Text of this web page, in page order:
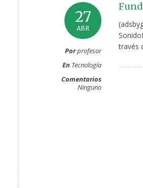
27
ABR
Porprofesor
En Tecnología
Comentarios
Ninguno
través